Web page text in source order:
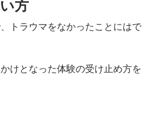
方
トラウマをなかったことにはで
けとなった体験の受け止め方を